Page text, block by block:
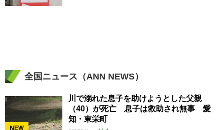
全国ニュース（ANN NEWS）
NEW
川で溺れた息子を助けようとした父親
（40）が死亡 息子は救助され無事 愛
知・東栄町